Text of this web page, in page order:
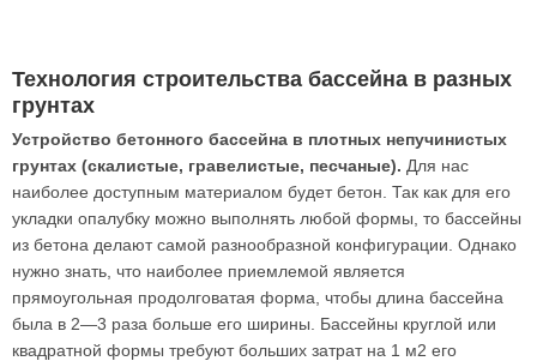
Технология строительства бассейна в разных
грунтах
Устройство бетонного бассейна в плотных непучинистых
грунтах (скалистые, гравелистые, песчаные). Для нас
наиболее доступным материалом будет бетон. Так как для его
укладки опалубку можно выполнять любой формы, то бассейны
из бетона делают самой разнообразной конфигурации. Однако
нужно знать, что наиболее приемлемой является
прямоугольная продолговатая форма, чтобы длина бассейна
была в 2—3 раза больше его ширины. Бассейны круглой или
квадратной формы требуют больших затрат на 1 м2 его